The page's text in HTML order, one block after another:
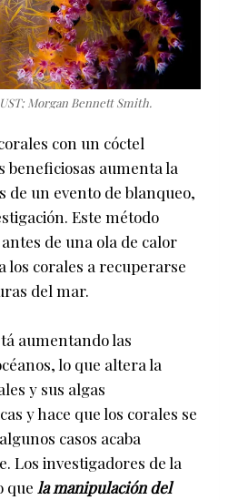
Morgan Bennett Smith.
con un cóctel
beneficiosas aumenta la
de un evento de blanqueo,
Este método
de una ola de calor
los corales a recuperarse
del mar.
aumentando las
lo que altera la
y sus algas
y hace que los corales se
casos acaba
Los investigadores de la
que la manipulación del